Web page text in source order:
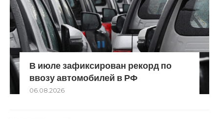
В июле зафиксирован рекорд по
ввозу автомобилей в РФ
06.08.2026